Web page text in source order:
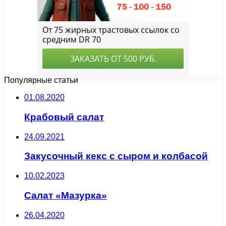
Популярные статьи
01.08.2020
Крабовый салат
24.09.2021
Закусочный кекс с сыром и колбасой
10.02.2023
Салат «Мазурка»
26.04.2020